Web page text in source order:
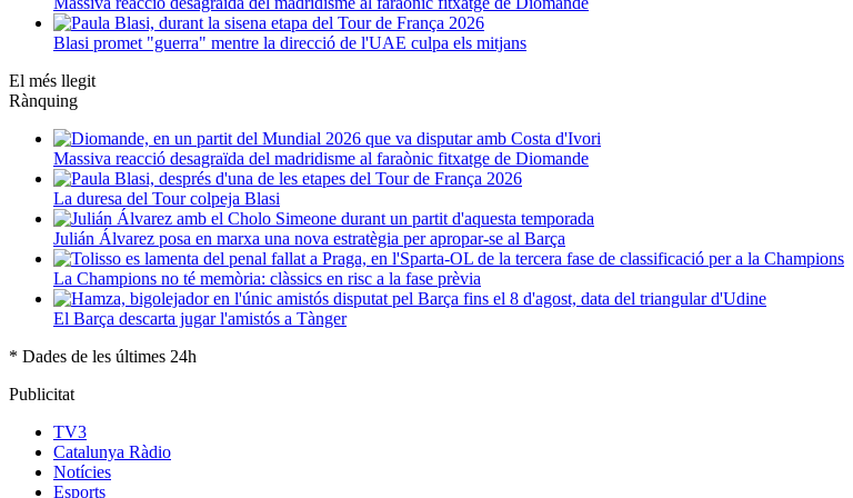
Blasi promet "guerra" mentre la direcció de l'UAE culpa els mitjans
El més llegit
Rànquing
Massiva reacció desagraïda del madridisme al faraònic fitxatge de Diomande
La duresa del Tour colpeja Blasi
Julián Álvarez posa en marxa una nova estratègia per apropar-se al Barça
La Champions no té memòria: clàssics en risc a la fase prèvia
El Barça descarta jugar l'amistós a Tànger
* Dades de les últimes 24h
Publicitat
TV3
Catalunya Ràdio
Notícies
Esports